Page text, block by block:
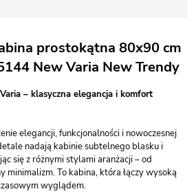
prostokątna 80x90 cm
New Varia New Trendy
– klasyczna elegancja i komfort
elegancji, funkcjonalności i nowoczesnej
nadają kabinie subtelnego blasku i
się z różnymi stylami aranżacji – od
minimalizm. To kabina, która łączy wysoką
wyglądem.